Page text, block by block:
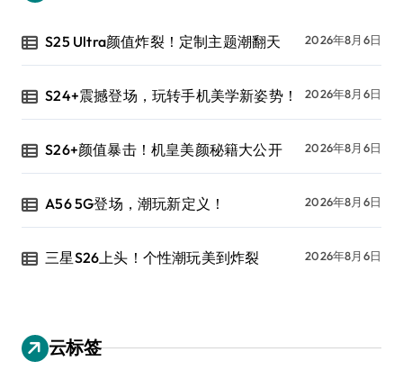
S25 Ultra颜值炸裂！定制主题潮翻天 2026年8月6日
S24+震撼登场，玩转手机美学新姿势！ 2026年8月6日
S26+颜值暴击！机皇美颜秘籍大公开 2026年8月6日
A56 5G登场，潮玩新定义！ 2026年8月6日
三星S26上头！个性潮玩美到炸裂 2026年8月6日
云标签